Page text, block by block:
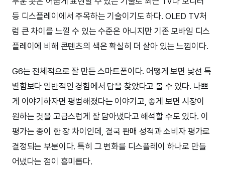
등 디스플레이에서 주목하는 기술이기도 하다. OLED TV처
럼 큰 차이를 느낄 수 있는 수준은 아니지만 기존 모바일 디스
플레이에 비해 콘텐츠의 색은 확실히 더 살아 있는 느낌이다.
G6는 전체적으로 잘 만든 스마트폰이다. 어떻게 보면 낯선 특
별함보다 일반적인 경험에서 답을 찾았다고 볼 수 있다. 나쁘
게 이야기하자면 평범해졌다는 이야기고, 좋게 보면 시장이
원하는 것을 고급스럽게 잘 담아냈다고 해석할 수도 있다. 이
평가는 종이 한 장 차이인데, 결국 판매 성적과 소비자 평가로
결정되는 부분이다. 특히 그 변화를 디스플레이 하나로 만들
어냈다는 점이 흥미롭다.